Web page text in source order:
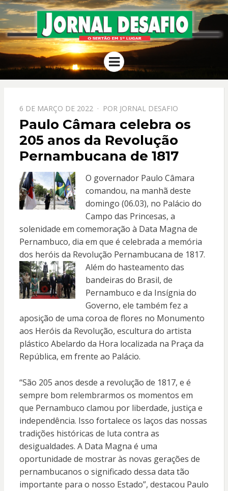
JORNAL
DESAFIO
O Sertão em 1º Lugar
Menu
PPOSTADO
EM
6 DE MARÇO DE 2022 POR JORNAL DESAFIO
Paulo Câmara celebra os
205 anos da Revolução
Pernambucana de 1817
O governador Paulo Câmara
comandou, na manhã deste
domingo (06.03), no Palácio do
Campo das Princesas, a
solenidade em comemoração à Data Magna de
Pernambuco, dia em que é celebrada a memória
dos heróis da Revolução Pernambucana de 1817.
Além do hasteamento das
bandeiras do Brasil, de
Pernambuco e da Insígnia do
Governo, ele também fez a
aposição de uma coroa de flores no Monumento
aos Heróis da Revolução, escultura do artista
plástico Abelardo da Hora localizada na Praça da
República, em frente ao Palácio.
“São 205 anos desde a revolução de 1817, e é
sempre bom relembrarmos os momentos em
que Pernambuco clamou por liberdade, justiça e
independência. Isso fortalece os laços das nossas
tradições históricas de luta contra as
desigualdades. A Data Magna é uma
oportunidade de mostrar às novas gerações de
pernambucanos o significado dessa data tão
importante para o nosso Estado”, destacou Paulo